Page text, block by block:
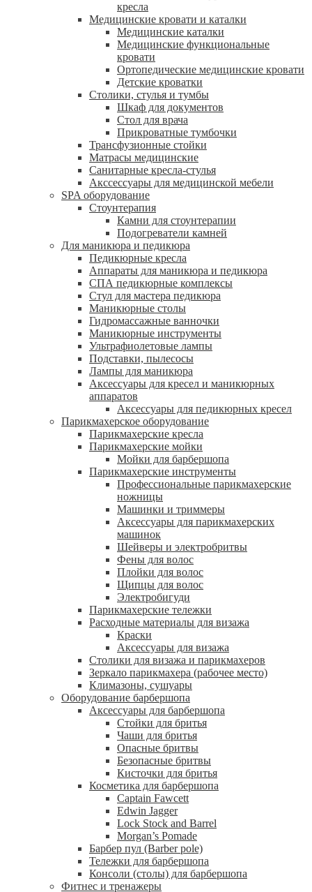
кресла
Медицинские кровати и каталки
Медицинские каталки
Медицинские функциональные
кровати
Ортопедические медицинские кровати
Детские кроватки
Столики, стулья и тумбы
Шкаф для документов
Стол для врача
Прикроватные тумбочки
Трансфузионные стойки
Матрасы медицинские
Санитарные кресла-стулья
Акссессуары для медицинской мебели
SPA оборудование
Стоунтерапия
Камни для стоунтерапии
Подогреватели камней
Для маникюра и педикюра
Педикюрные кресла
Аппараты для маникюра и педикюра
СПА педикюрные комплексы
Стул для мастера педикюра
Маникюрные столы
Гидромассажные ванночки
Маникюрные инструменты
Ультрафиолетовые лампы
Подставки, пылесосы
Лампы для маникюра
Аксессуары для кресел и маникюрных
аппаратов
Аксессуары для педикюрных кресел
Парикмахерское оборудование
Парикмахерские кресла
Парикмахерские мойки
Мойки для барбершопа
Парикмахерские инструменты
Профессиональные парикмахерские
ножницы
Машинки и триммеры
Аксессуары для парикмахерских
машинок
Шейверы и электробритвы
Фены для волос
Плойки для волос
Щипцы для волос
Электробигуди
Парикмахерские тележки
Расходные материалы для визажа
Краски
Аксессуары для визажа
Столики для визажа и парикмахеров
Зеркало парикмахера (рабочее место)
Климазоны, сушуары
Оборудование барбершопа
Аксессуары для барбершопа
Стойки для бритья
Чаши для бритья
Опасные бритвы
Безопасные бритвы
Кисточки для бритья
Косметика для барбершопа
Captain Fawcett
Edwin Jagger
Lock Stock and Barrel
Morgan’s Pomade
Барбер пул (Barber pole)
Тележки для барбершопа
Консоли (столы) для барбершопа
Фитнес и тренажеры